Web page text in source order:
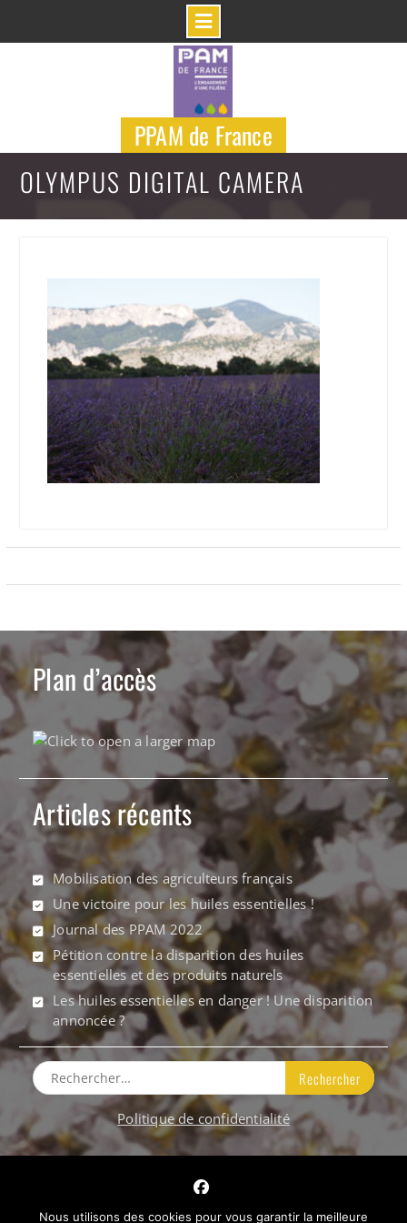
PPAM de France
OLYMPUS DIGITAL CAMERA
Plan d’accès
Articles récents
Mobilisation des agriculteurs français
Une victoire pour les huiles essentielles !
Journal des PPAM 2022
Pétition contre la disparition des huiles
essentielles et des produits naturels
Les huiles essentielles en danger ! Une disparition
annoncée ?
Rechercher :
Politique de confidentialité
Facebook
Nous utilisons des cookies pour vous garantir la meilleure